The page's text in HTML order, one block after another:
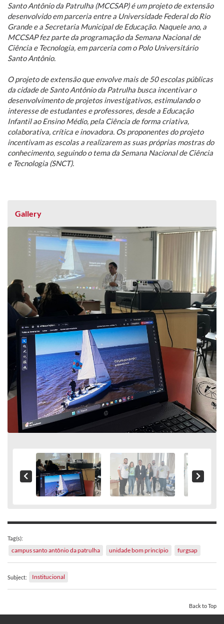
Santo Antônio da Patrulha (MCCSAP) é um projeto de extensão
desenvolvido em parceria entre a Universidade Federal do Rio
Grande e a Secretaria Municipal de Educação. Naquele ano, a
MCCSAP fez parte da programação da Semana Nacional de
Ciência e Tecnologia, em parceria com o Polo Universitário
Santo Antônio.
O projeto de extensão que envolve mais de 50 escolas públicas
da cidade de Santo Antônio da Patrulha busca incentivar o
desenvolvimento de projetos investigativos, estimulando o
interesse de estudantes e professores, desde a Educação
Infantil ao Ensino Médio, pela Ciência de forma criativa,
colaborativa, crítica e inovadora. Os proponentes do projeto
incentivam as escolas a realizarem as suas próprias mostras do
conhecimento, seguindo o tema da Semana Nacional de Ciência
e Tecnologia (SNCT).
Gallery
Tag(s):
campus santo antônio da patrulha unidade bom princípio furgsap
Subject: Institucional
Back to Top